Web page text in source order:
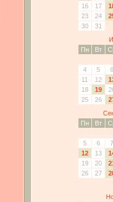
16
17
23
24
30
31
Пн
Вт
4 5
6
11
12
18
19
25
26
Пн
Вт
5 6
7
12
13
19
20
26
27